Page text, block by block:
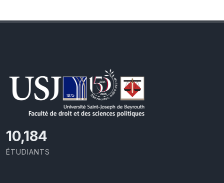
11,110
ÉTUDIANTS